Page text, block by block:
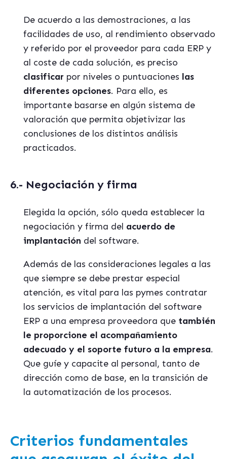
De acuerdo a las demostraciones, a las
facilidades de uso, al rendimiento observado
y referido por el proveedor para cada ERP y
al coste de cada solución, es preciso
clasificar por niveles o puntuaciones las
diferentes opciones. Para ello, es
importante basarse en algún sistema de
valoración que permita objetivizar las
conclusiones de los distintos análisis
practicados.
6.- Negociación y firma
Elegida la opción, sólo queda establecer la
negociación y firma del acuerdo de
implantación del software.
Además de las consideraciones legales a las
que siempre se debe prestar especial
atención, es vital para las pymes contratar
los servicios de implantación del software
ERP a una empresa proveedora que también
le proporcione el acompañamiento
adecuado y el soporte futuro a la empresa.
Que guíe y capacite al personal, tanto de
dirección como de base, en la transición de
la automatización de los procesos.
Criterios fundamentales